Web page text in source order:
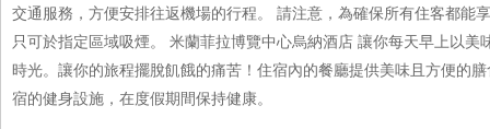
交通服務，方便安排往返機場的行程。 請注意，為確保所有住客都
只可於指定區域吸煙。 米蘭菲拉博覽中心烏納酒店 讓你每天早上以
時光。讓你的旅程擺脫飢餓的痛苦！住宿內的餐廳提供美味且方便的
宿的健身設施，在度假期間保持健康。